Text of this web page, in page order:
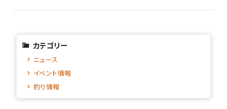
カテゴリー
ニュース
イベント情報
釣り情報